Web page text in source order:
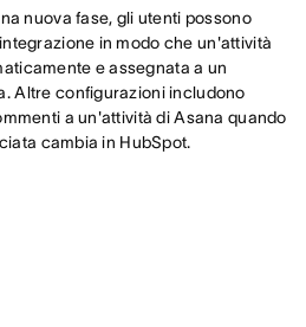
nuova fase, gli utenti possono
in modo che un'attività
e assegnata a un
Altre configurazioni includono
a un'attività di Asana quando
cambia in HubSpot.